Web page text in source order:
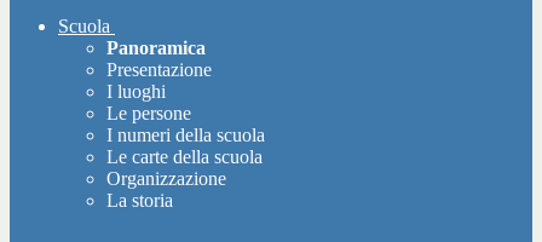
Scuola
Panoramica
Presentazione
I luoghi
Le persone
I numeri della scuola
Le carte della scuola
Organizzazione
La storia